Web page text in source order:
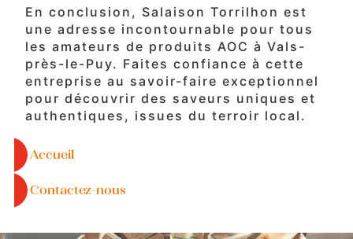
En conclusion, Salaison Torrilhon est
une adresse incontournable pour tous
les amateurs de produits AOC à Vals-
près-le-Puy. Faites confiance à cette
entreprise au savoir-faire exceptionnel
pour découvrir des saveurs uniques et
authentiques, issues du terroir local.
Accueil
Contactez-nous